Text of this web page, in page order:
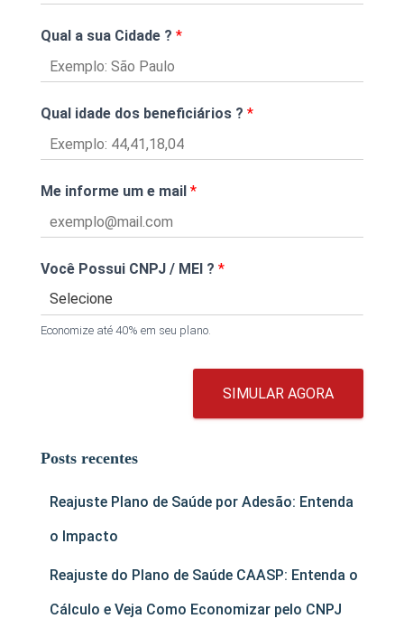
Qual a sua Cidade ? *
Qual idade dos beneficiários ? *
Me informe um e mail *
Você Possui CNPJ / MEI ? *
Economize até 40% em seu plano.
SIMULAR AGORA
Posts recentes
Reajuste Plano de Saúde por Adesão: Entenda
o Impacto
Reajuste do Plano de Saúde CAASP: Entenda o
Cálculo e Veja Como Economizar pelo CNPJ